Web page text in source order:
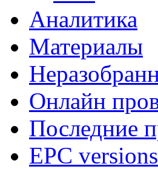
Аналитика
Материалы
Онлайн
Последние
EPC versions